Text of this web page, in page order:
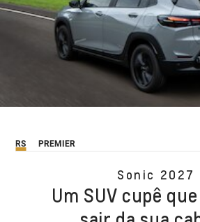
RS PREMIER
Sonic 2027
Um SUV cupê